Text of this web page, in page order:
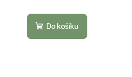
Do košíku